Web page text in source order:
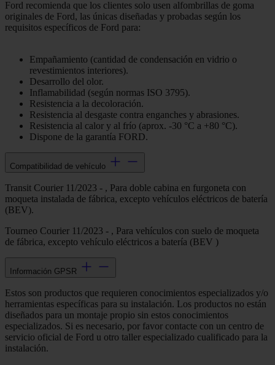
Ford recomienda que los clientes solo usen alfombrillas de goma
originales de Ford, las únicas diseñadas y probadas según los
requisitos específicos de Ford para:
Empañamiento (cantidad de condensación en vidrio o
revestimientos interiores).
Desarrollo del olor.
Inflamabilidad (según normas ISO 3795).
Resistencia a la decoloración.
Resistencia al desgaste contra enganches y abrasiones.
Resistencia al calor y al frío (aprox. -30 °C a +80 °C).
Dispone de la garantía FORD.
Compatibilidad de vehículo
Transit Courier 11/2023 - , Para doble cabina en furgoneta con
moqueta instalada de fábrica, excepto vehículos eléctricos de batería
(BEV).
Tourneo Courier 11/2023 - , Para vehículos con suelo de moqueta
de fábrica, excepto vehículo eléctricos a batería (BEV )
Información GPSR
Estos son productos que requieren conocimientos especializados y/o
herramientas específicas para su instalación. Los productos no están
diseñados para un montaje propio sin estos conocimientos
especializados. Si es necesario, por favor contacte con un centro de
servicio oficial de Ford u otro taller especializado cualificado para la
instalación.